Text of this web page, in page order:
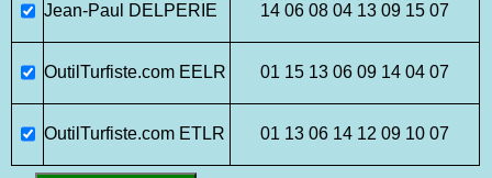
Jean-Paul DELPERIE 14 06 08 04 13 09 15 07
OutilTurfiste.com EELR 01 15 13 06 09 14 04 07
OutilTurfiste.com ETLR 01 13 06 14 12 09 10 07